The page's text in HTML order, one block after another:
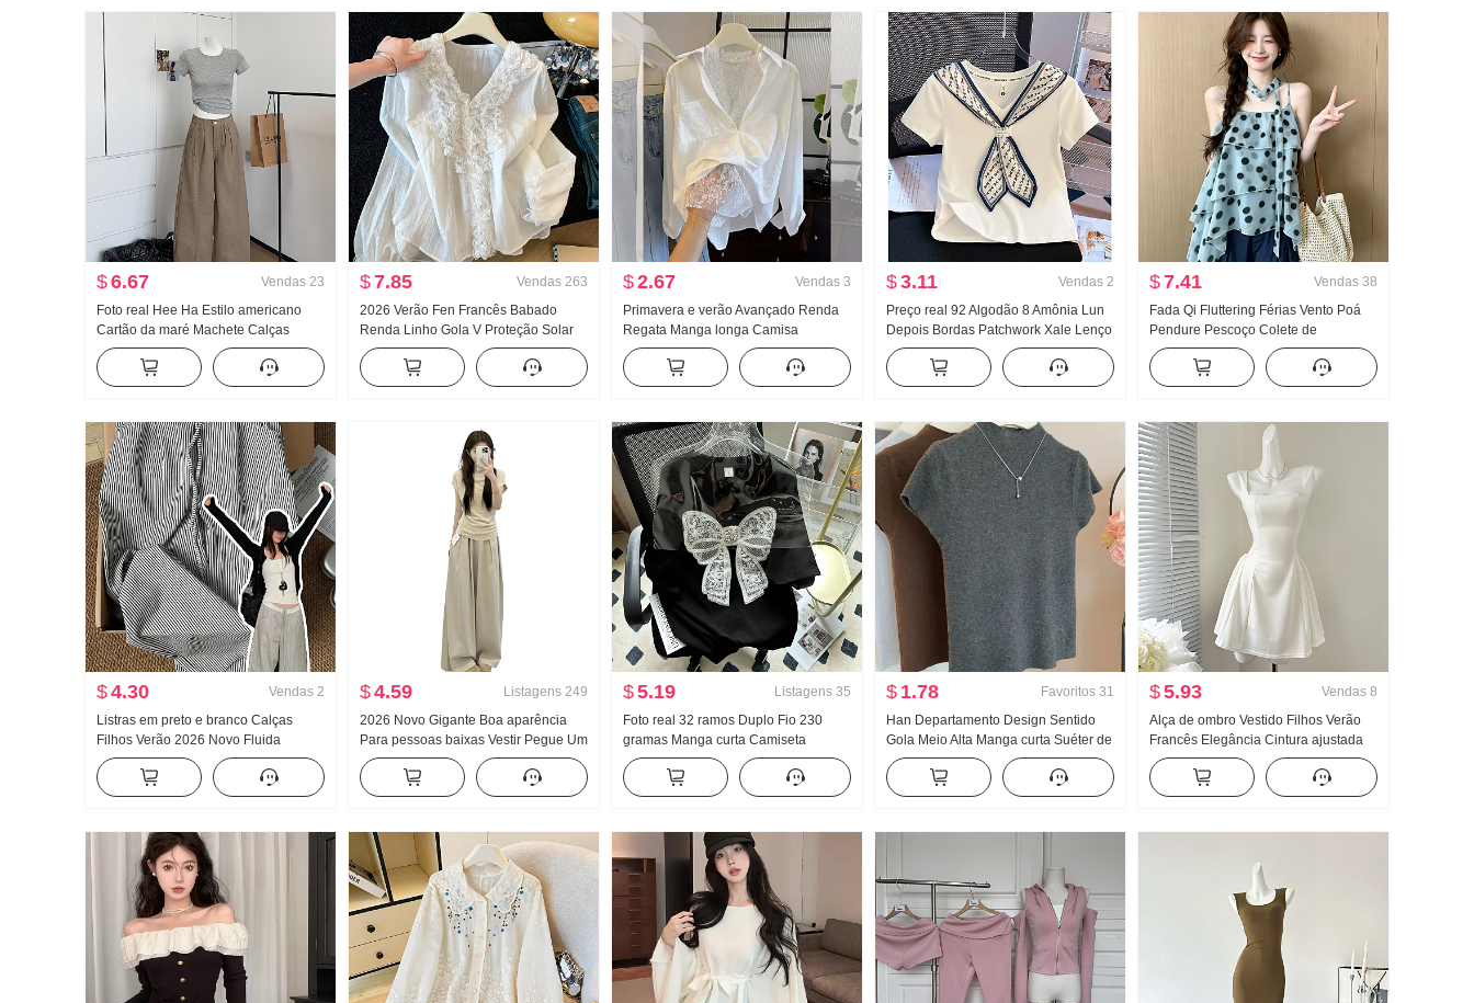
$6.67 Vendas 23
Foto real Hee Ha Estilo americano
Cartão da maré Machete Calças
jeans Solto Largura Pernas Casual
Calças
$7.85 Vendas 263
2026 Verão Fen Francês Babado
Renda Linho Gola V Proteção Solar
Camisa Manga longa feminina Solto
Design Sentido Para cima
$2.67 Vendas 3
Primavera e verão Avançado Renda
Regata Manga longa Camisa
feminino Solto Conjunto de duas
peças Doce Fresco
$3.11 Vendas 2
Preço real 92 Algodão 8 Amônia Lun
Depois Bordas Patchwork Xale Lenço
de seda Ajustado Gola V Manga curta
Camiseta Feminino
$7.41 Vendas 38
Fada Qi Fluttering Férias Vento Poá
Pendure Pescoço Colete de
suspensórios 2026 Verão Dopamina
Bolo Pompón Camisa de boneca Top
$4.30 Vendas 2
Listras em preto e branco Calças
Filhos Verão 2026 Novo Fluida
Pingente Sentido Velho Dinheiro
Vento Calças Para pessoas baixas
Descontraído Vento Calças de perna
$4.59 Listagens 249
2026 Novo Gigante Boa aparência
Para pessoas baixas Vestir Pegue Um
conjunto completo Manga curta
Camiseta Feminino Verão Largura
Comprimento da perna Calças
$5.19 Listagens 35
Foto real 32 ramos Duplo Fio 230
gramas Manga curta Camiseta
Feminino Verão 2026 Estilo coreano
Espinho Bordado Estilo Gola redonda
Top Tamanho grande Mulher
$ 1.78 Favoritos 31
Han Departamento Design Sentido
Gola Meio Alta Manga curta Suéter de
Malha Feminino Outono 2024 Novo
Cor sólida Versátil Ajustado Efeito
emagrecedor Top
$5.93 Vendas 8
Alça de ombro Vestido Filhos Verão
Francês Elegância Cintura ajustada
Efeito emagrecedor Saia regata Saia
curta